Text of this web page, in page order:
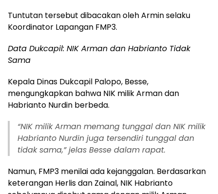
Tuntutan tersebut dibacakan oleh Armin selaku
Koordinator Lapangan FMP3.
Data Dukcapil: NIK Arman dan Habrianto Tidak
Sama
Kepala Dinas Dukcapil Palopo, Besse,
mengungkapkan bahwa NIK milik Arman dan
Habrianto Nurdin berbeda.
“NIK milik Arman memang tunggal dan NIK milik
Habrianto Nurdin juga tersendiri tunggal dan
tidak sama,” jelas Besse dalam rapat.
Namun, FMP3 menilai ada kejanggalan. Berdasarkan
keterangan Herlis dan Zainal, NIK Habrianto